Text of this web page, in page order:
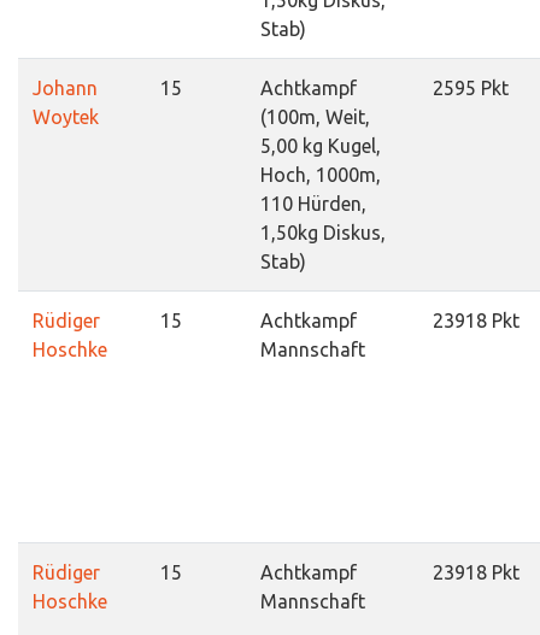
Stab)
Johann
Woytek
15
Achtkampf
(100m, Weit,
5,00 kg Kugel,
Hoch, 1000m,
110 Hürden,
1,50kg Diskus,
Stab)
2595 Pkt
Rüdiger
Hoschke
15
Achtkampf
Mannschaft
23918 Pkt
Rüdiger
Hoschke
15
Achtkampf
Mannschaft
23918 Pkt